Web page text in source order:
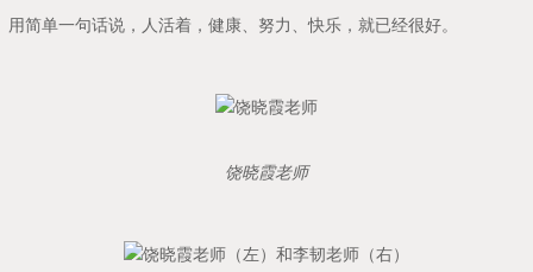
用简单一句话说，人活着，健康、努力、快乐，就已经很好。
饶晓霞老师